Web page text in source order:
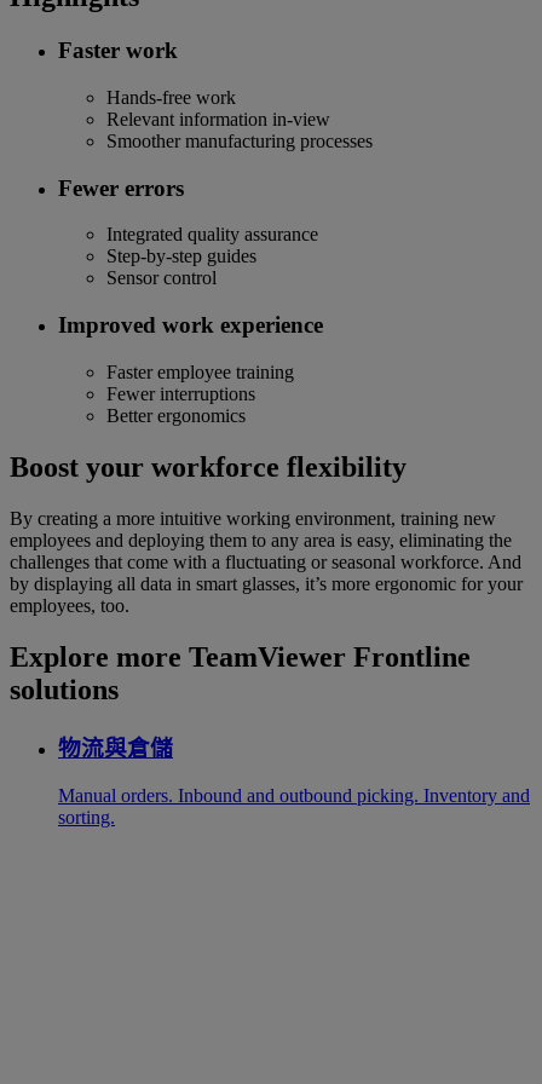
Faster work
Hands-free work
Relevant information in-view
Smoother manufacturing processes
Fewer errors
Integrated quality assurance
Step-by-step guides
Sensor control
Improved work experience
Faster employee training
Fewer interruptions
Better ergonomics
Boost your workforce flexibility
By creating a more intuitive working environment, training new
employees and deploying them to any area is easy, eliminating the
challenges that come with a fluctuating or seasonal workforce. And
by displaying all data in smart glasses, it’s more ergonomic for your
employees, too.
Explore more TeamViewer Frontline
solutions
物流與倉儲
Manual orders. Inbound and outbound picking. Inventory and
sorting.